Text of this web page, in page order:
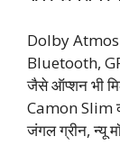
Dolby Atmos
Bluetooth,
जैसे ऑप्शन भी
Camon Slim
जंगल ग्रीन, न्यू